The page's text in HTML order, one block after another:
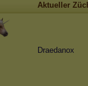
Aktueller
Draedanox